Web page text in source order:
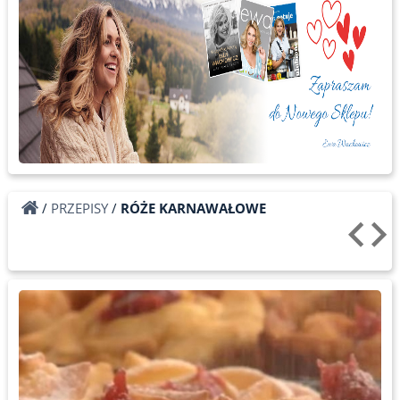
/ PRZEPISY/ RÓŻE KARNAWAŁOWE